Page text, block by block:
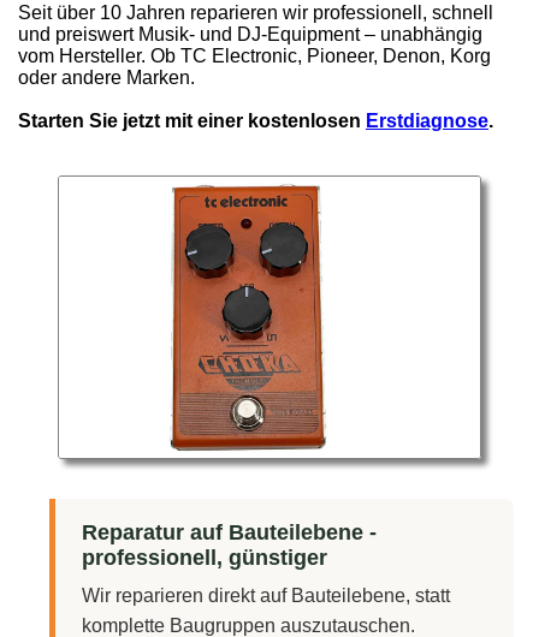
Seit über 10 Jahren reparieren wir professionell, schnell
und preiswert Musik- und DJ-Equipment – unabhängig
vom Hersteller. Ob TC Electronic, Pioneer, Denon, Korg
oder andere Marken.
Starten Sie jetzt mit einer kostenlosen Erstdiagnose.
Reparatur auf Bauteilebene -
professionell, günstiger
Wir reparieren direkt auf Bauteilebene, statt
komplette Baugruppen auszutauschen.